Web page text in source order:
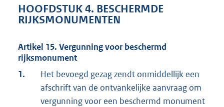
HOOFDSTUK 4. BESCHERMDE
RIJKSMONUMENTEN
Artikel 15. Vergunning voor beschermd
rijksmonument
1.
Het bevoegd gezag zendt onmiddellijk een
afschrift van de ontvankelijke aanvraag om
vergunning voor een beschermd monument